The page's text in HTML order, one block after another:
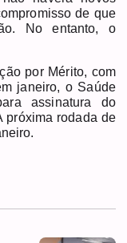
de que
No entanto, o
por Mérito, com
janeiro, o Saúde
assinatura do
próxima rodada de